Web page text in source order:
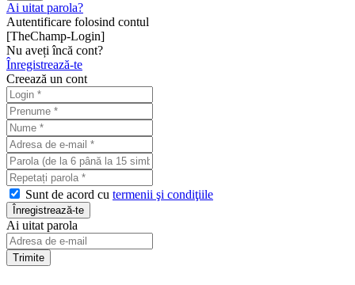
Ai uitat parola?
Autentificare folosind contul
[TheChamp-Login]
Nu aveți încă cont?
Înregistrează-te
Creează un cont
Sunt de acord cu termenii şi condiţiile
Ai uitat parola